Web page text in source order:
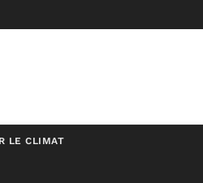
LE CLIMAT